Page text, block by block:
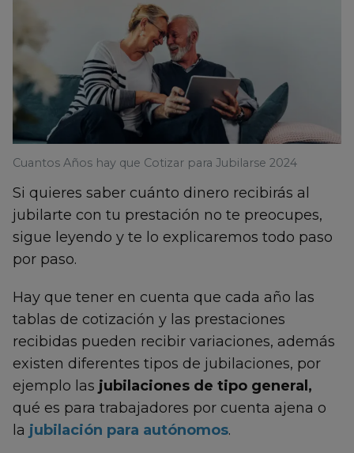
Cuantos Años hay que Cotizar para Jubilarse 2024
Si quieres saber cuánto dinero recibirás al
jubilarte con tu prestación no te preocupes,
sigue leyendo y te lo explicaremos todo paso
por paso.
Hay que tener en cuenta que cada año las
tablas de cotización y las prestaciones
recibidas pueden recibir variaciones, además
existen diferentes tipos de jubilaciones, por
ejemplo las jubilaciones de tipo general,
qué es para trabajadores por cuenta ajena o
la jubilación para autónomos.